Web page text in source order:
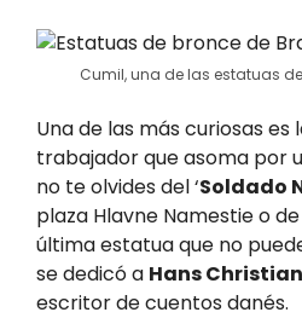
Cumil, una de las estatuas
Una de las más curiosas es
trabajador que asoma por
no te olvides del ‘Soldado
plaza Hlavne Namestie o
última estatua que no
se dedicó a Hans
escritor de cuentos danés.